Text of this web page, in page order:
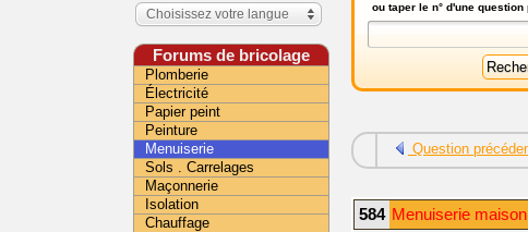
ou taper le n° d'une
Question
584 Menuiserie
Choisissez votre langue
Forums de bricolage
Plomberie
Électricité
Papier peint
Peinture
Menuiserie
Sols . Carrelages
Maçonnerie
Isolation
Chauffage